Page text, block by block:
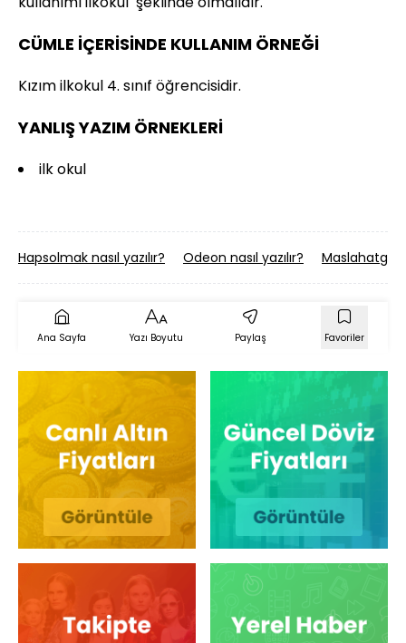
CÜMLE İÇERİSİNDE KULLANIM ÖRNEĞİ
Kızım ilkokul 4. sınıf öğrencisidir.
YANLIŞ YAZIM ÖRNEKLERİ
ilk okul
Hapsolmak nasıl yazılır? Odeon nasıl yazılır?
Ana Sayfa Yazı Boyutu Paylaş Favoriler